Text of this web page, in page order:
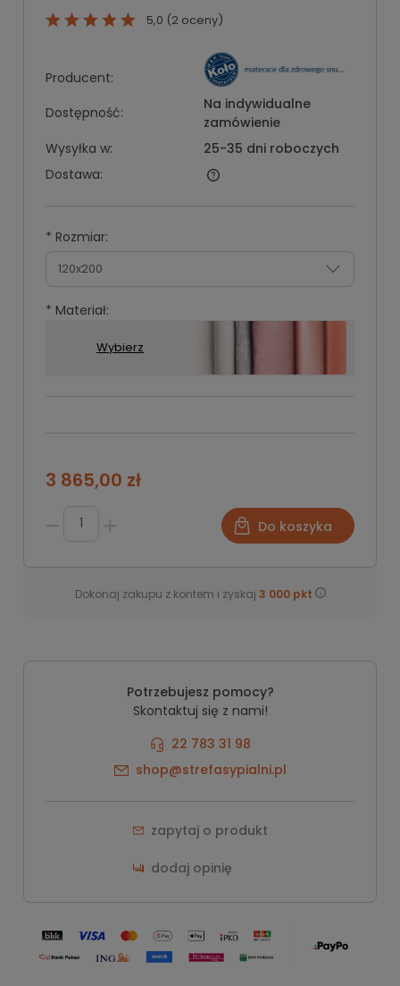
5,0 (2 oceny)
Producent:
Dostępność:
Na indywidualne
zamówienie
Wysyłka w:
25-35 dni roboczych
Dostawa:
* Rozmiar:
* Materiał:
Wybierz
Grupa
Rodzaj
Kolor
3 865,00 zł
Do koszyka
Dokonaj zakupu z kontem i zyskaj 3 000pkt
Potrzebujesz pomocy?
Skontaktuj się z nami!
22 783 31 98
shop@strefasypialni.pl
zapytaj o produkt
dodaj opinię